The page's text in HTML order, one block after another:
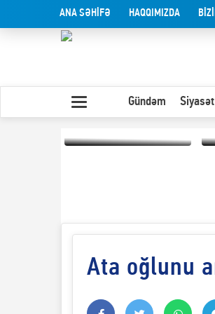
ANA SƏHİFƏ HAQQIMIZDA
Gündəm Siyasət
Ata oğlunu